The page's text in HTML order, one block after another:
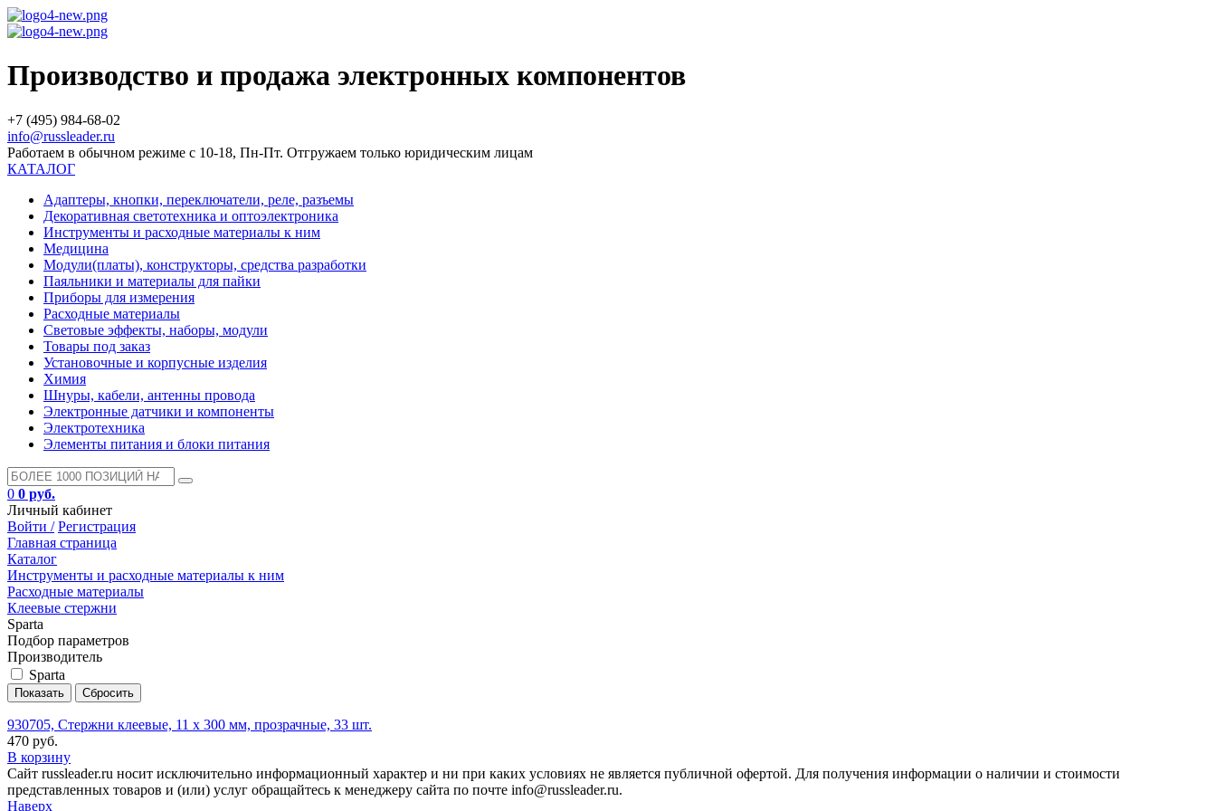
Производство и продажа электронных компонентов
+7 (495) 984-68-02
info@russleader.ru
Работаем в обычном режиме с 10-18, Пн-Пт. Отгружаем только юридическим лицам
КАТАЛОГ
Адаптеры, кнопки, переключатели, реле, разъемы
Декоративная светотехника и оптоэлектроника
Инструменты и расходные материалы к ним
Медицина
Модули(платы), конструкторы, средства разработки
Паяльники и материалы для пайки
Приборы для измерения
Расходные материалы
Световые эффекты, наборы, модули
Товары под заказ
Установочные и корпусные изделия
Химия
Шнуры, кабели, антенны провода
Электронные датчики и компоненты
Электротехника
Элементы питания и блоки питания
0 0 руб.
Личный кабинет
Войти / Регистрация
Главная страница
Каталог
Инструменты и расходные материалы к ним
Расходные материалы
Клеевые стержни
Sparta
Подбор параметров
Производитель
Sparta
930705, Стержни клеевые, 11 x 300 мм, прозрачные, 33 шт.
470 руб.
В корзину
Сайт russleader.ru носит исключительно информационный характер и ни при каких условиях не является публичной офертой. Для получения информации о наличии и стоимости
представленных товаров и (или) услуг обращайтесь к менеджеру сайта по почте info@russleader.ru.
Наверх